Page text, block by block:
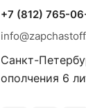
+7 (812) 765-
Санкт-
ополчения 6